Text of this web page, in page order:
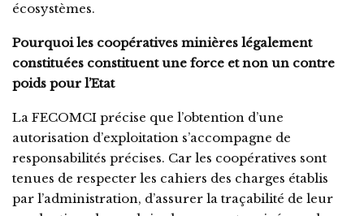
écosystèmes.
Pourquoi les coopératives minières légalement
constituées constituent une force et non un contre
poids pour l’Etat
La FECOMCI précise que l’obtention d’une
autorisation d’exploitation s’accompagne de
responsabilités précises. Car les coopératives sont
tenues de respecter les cahiers des charges établis
par l’administration, d’assurer la traçabilité de leur